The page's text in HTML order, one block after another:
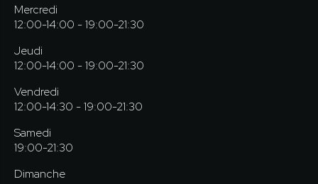
Mercredi
12:00-14:00 - 19:00-21:30
Jeudi
12:00-14:00 - 19:00-21:30
Vendredi
12:00-14:30 - 19:00-21:30
Samedi
19:00-21:30
Dimanche